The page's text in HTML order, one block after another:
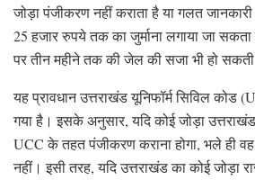
जोड़ा पंजीकरण नहीं कराता है या गलत
25 हजार रुपये तक का जुर्माना लगाया जा सकता
पर तीन महीने तक की जेल की सजा भी हो
यह प्रावधान उत्तराखंड यूनिफॉर्म सिविल कोड
गया है। इसके अनुसार, यदि कोई जोड़ा
UCC के तहत पंजीकरण कराना होगा, भले ही वह
नहीं। इसी तरह, यदि उत्तराखंड का कोई जोड़ा